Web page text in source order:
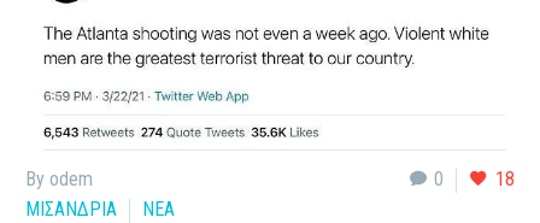
0 18
By odem
ΜΙΣΑΝΔΡΙΑ
ΝΕΑ